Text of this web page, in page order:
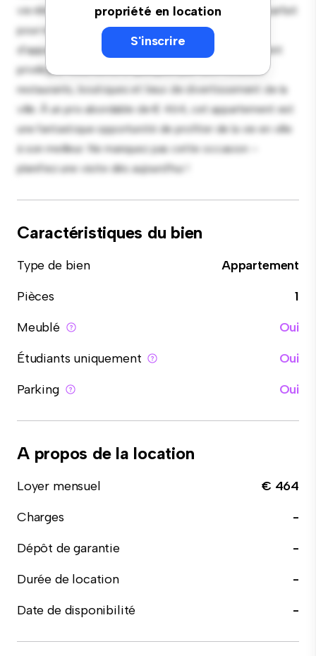
propriété en location
S'inscrire
vie élégant et confortable. Le concept ouvert est parfait
pour recevoir et la cuisine élégante est équipée
d'appareils haut de gamme. Grâce à son emplacement
privilégié, vous serez à quelques pas des meilleurs
restaurants, boutiques et lieux de divertissement de la
ville. À un prix abordable de € 464, cet appartement est
une fantastique opportunité de profiter de la vie en ville
à son meilleur. Ne manquez pas cette occasion –
planifiez une visite dès aujourd'hui !
Caractéristiques du bien
Type de bien
Appartement
Pièces
1
Meublé
Oui
Étudiants uniquement
Oui
Parking
Oui
A propos de la location
Loyer mensuel
€ 464
Charges
-
Dépôt de garantie
-
Durée de location
-
Date de disponibilité
-